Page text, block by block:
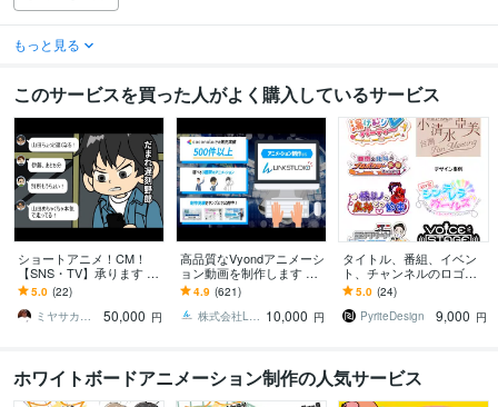
もっと見る
このサービスを買った人がよく購入しているサービス
ショートアニメ！CM！
【SNS・TV】承ります ア
ニメ動画・MV・広告・企
業PR・企画〜音声まで丸
投げOK！
5.0 (22)
ミヤサカトヨシ
50,000 円
高品質なVyondアニメーシ
ョン動画を制作します 明
瞭会計で安心！企業PR・
営業資料・広告・YouTube
等
4.9 (621)
株式会社LinkStudio 10,000 円
タイトル、番組、イベン
ト、チャンネルのロゴ作
ります 商用利用可、手書
きラフ有、生成AI不使
用、修正回数無制限
5.0 (24)
PyriteDesign
9,000 円
ホワイトボードアニメーション制作の人気サービス